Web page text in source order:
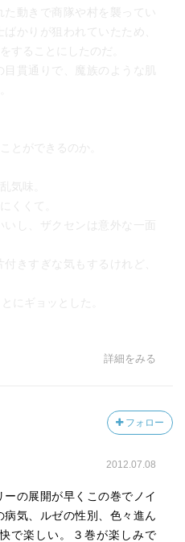
動きで商隊や村を襲ってい
かりが狙われていたため、
することにしたのだ。
貫通りで、魔族のような肌
とができるのか。
気味。
くくて。
し、ザクセンは意外な一面
きすぎな気もするけれど、
にギョッとした。
詳細をみる
フォロー
2012.07.08
の展開が早くこの巻でノイ
病気、ルゼの性別、色々進ん
で楽しい。３巻が楽しみで